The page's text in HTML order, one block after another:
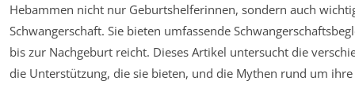
Hebammen nicht nur Geburtshelferinnen, sondern auch
Schwangerschaft. Sie bieten umfassende
bis zur Nachgeburt reicht. Dieses Artikel untersucht die
die Unterstützung, die sie bieten, und die Mythen rund um ihre